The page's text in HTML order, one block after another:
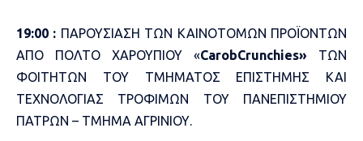
19:00 : ΠΑΡΟΥΣΙΑΣΗ ΤΩΝ ΚΑΙΝΟΤΟΜΩΝ ΠΡΟΪΟΝΤΩΝ
ΑΠΟ ΠΟΛΤΟ ΧΑΡΟΥΠΙΟΥ «CarobCrunchies» ΤΩΝ
ΦΟΙΤΗΤΩΝ ΤΟΥ ΤΜΗΜΑΤΟΣ ΕΠΙΣΤΗΜΗΣ ΚΑΙ
ΤΕΧΝΟΛΟΓΙΑΣ ΤΡΟΦΙΜΩΝ ΤΟΥ ΠΑΝΕΠΙΣΤΗΜΙΟΥ
ΠΑΤΡΩΝ – ΤΜΗΜΑ ΑΓΡΙΝΙΟΥ.